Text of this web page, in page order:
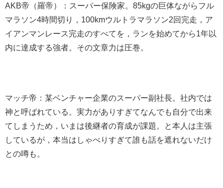
AKB帝（羅帝）：スーパー保険家。85kgの巨体ながらフル
マラソン4時間切り，100kmウルトラマラソン2回完走，ア
イアンマンレース完走のすべてを，ランを始めてから1年以
内に達成する強者。その文章力は圧巻。
マッチ帝：某ベンチャー企業のスーパー副社長。社内では
神と呼ばれている。実力がありすぎてなんでも自分で出来
てしまうため，いまは後継者の育成が課題。と本人は主張
しているが，本当はしゃべりすぎて誰も話を遮れないだけ
との噂も。